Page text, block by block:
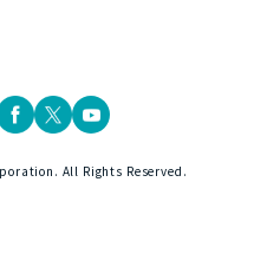
All Rights Reserved.